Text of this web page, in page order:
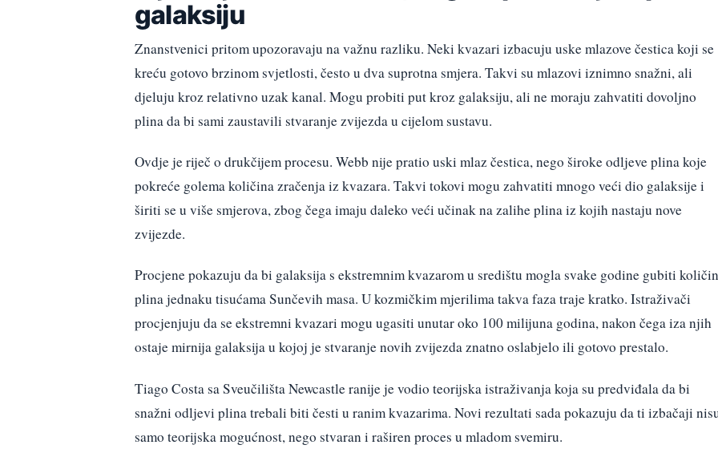
galaksiju
Znanstvenici pritom upozoravaju na važnu razliku. Neki kvazari izbacuju uske mlazove čestica koji se
kreću gotovo brzinom svjetlosti, često u dva suprotna smjera. Takvi su mlazovi iznimno snažni, ali
djeluju kroz relativno uzak kanal. Mogu probiti put kroz galaksiju, ali ne moraju zahvatiti dovoljno
plina da bi sami zaustavili stvaranje zvijezda u cijelom sustavu.
Ovdje je riječ o drukčijem procesu. Webb nije pratio uski mlaz čestica, nego široke odljeve plina koje
pokreće golema količina zračenja iz kvazara. Takvi tokovi mogu zahvatiti mnogo veći dio galaksije i
širiti se u više smjerova, zbog čega imaju daleko veći učinak na zalihe plina iz kojih nastaju nove
zvijezde.
Procjene pokazuju da bi galaksija s ekstremnim kvazarom u središtu mogla svake godine gubiti
plina jednaku tisućama Sunčevih masa. U kozmičkim mjerilima takva faza traje kratko. Istraživači
procjenjuju da se ekstremni kvazari mogu ugasiti unutar oko 100 milijuna godina, nakon čega iza njih
ostaje mirnija galaksija u kojoj je stvaranje novih zvijezda znatno oslabjelo ili gotovo prestalo.
Tiago Costa sa Sveučilišta Newcastle ranije je vodio teorijska istraživanja koja su predviđala da bi
snažni odljevi plina trebali biti česti u ranim kvazarima. Novi rezultati sada pokazuju da ti izbačaji
samo teorijska mogućnost, nego stvaran i raširen proces u mladom svemiru.